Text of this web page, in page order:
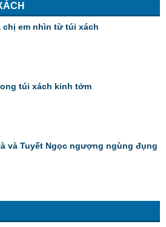
chị em nhìn từ túi xách
túi xách kinh tởm
và Tuyết Ngọc ngượng ngùng đụng